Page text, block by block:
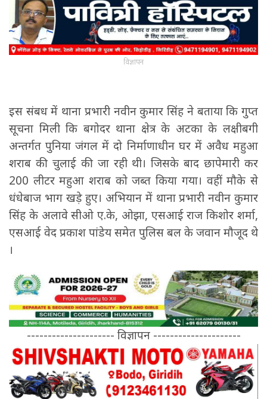
विज्ञापन
इस संबध में थाना प्रभारी नवीन कुमार सिंह ने बताया कि गुप्त
सूचना मिली कि बगोदर थाना क्षेत्र के अटका के लक्षीबगी
अन्तर्गत पुनिया जंगल में दो निर्माणाधीन घर में अवैध महुआ
शराब की चुलाई की जा रही थी। जिसके बाद छापेमारी कर
200 लीटर महुआ शराब को जब्त किया गया। वहीं मौके से
धंधेबाज भाग खड़े हुए। अभियान में थाना प्रभारी नवीन कुमार
सिंह के अलावे सीओ ए.के, ओझा, एसआई राज किशोर शर्मा,
एसआई वेद प्रकाश पांडेय समेत पुलिस बल के जवान मौजूद थे
।
--------------------- विज्ञापन ---------------------